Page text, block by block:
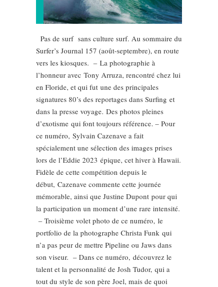
Pas de surf sans culture surf. Au sommaire du
Surfer’s Journal 157 (août-septembre), en route
vers les kiosques. – La photographie à
l’honneur avec Tony Arruza, rencontré chez lui
en Floride, et qui fut une des principales
signatures 80’s des reportages dans Surfing et
dans la presse voyage. Des photos pleines
d’exotisme qui font toujours référence. – Pour
ce numéro, Sylvain Cazenave a fait
spécialement une sélection des images prises
lors de l’Eddie 2023 épique, cet hiver à Hawaii.
Fidèle de cette compétition depuis le
début, Cazenave commente cette journée
mémorable, ainsi que Justine Dupont pour qui
la participation un moment d’une rare intensité.
– Troisième volet photo de ce numéro, le
portfolio de la photographe Christa Funk qui
n’a pas peur de mettre Pipeline ou Jaws dans
son viseur. – Dans ce numéro, découvrez le
talent et la personnalité de Josh Tudor, qui a
tout du style de son père Joel, mais de quoi